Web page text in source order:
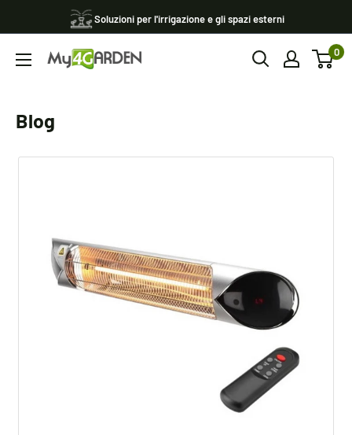
al
contenuto
Soluzioni per l'irrigazione e gli spazi esterni
My4garden 0
Blog